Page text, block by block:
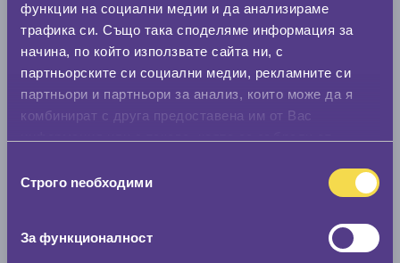
функции на социални медии и да анализираме
трафика си. Също така споделяме информация за
начина, по който използвате сайта ни, с
партньорските си социални медии, рекламните си
партньори и партньори за анализ, които може да я
комбинират с друга предоставена им от Вас
наСтрого nеобходими
За функционалност
0 мм.
Скоростомер при 100км/ч
0 км/ч
Намери гуми с новия размер
По марка автомобил
Марка